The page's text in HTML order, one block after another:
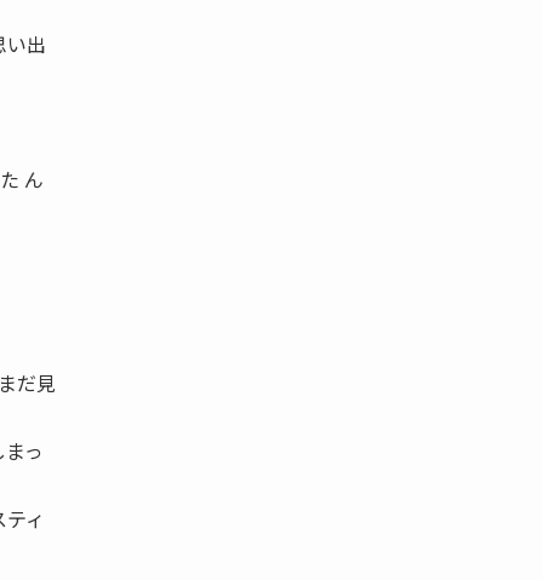
出
ん
だ見
っ
ィ